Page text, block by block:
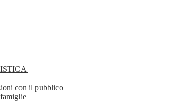
con il pubblico